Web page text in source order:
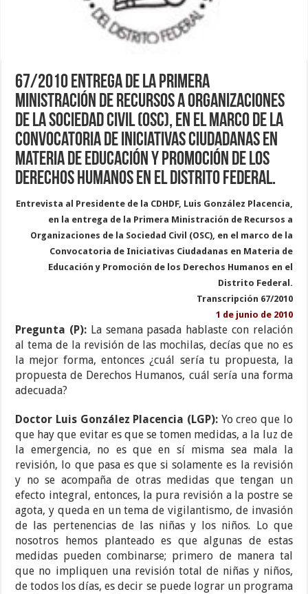
67/2010 Entrega de la Primera
Ministración de Recursos a Organizaciones
de la Sociedad Civil (OSC), en el marco de la
Convocatoria de Iniciativas Ciudadanas en
Materia de Educación y Promoción de los
Derechos Humanos en el Distrito Federal.
Entrevista al Presidente de la CDHDF, Luis González Placencia,
en la entrega de la Primera Ministración de Recursos a
Organizaciones de la Sociedad Civil (OSC), en el marco de la
Convocatoria de Iniciativas Ciudadanas en Materia de
Educación y Promoción de los Derechos Humanos en el
Distrito Federal.
Transcripción 67/2010
1 de junio de 2010
Pregunta (P): La semana pasada hablaste con relación
al tema de la revisión de las mochilas, decías que no es
la mejor forma, entonces ¿cuál sería tu propuesta, la
propuesta de Derechos Humanos, cuál sería una forma
adecuada?
Doctor Luis González Placencia (LGP): Yo creo que lo
que hay que evitar es que se tomen medidas, a la luz de
la emergencia, no es que en sí misma sea mala la
revisión, lo que pasa es que si solamente es la revisión
y no se acompaña de otras medidas que tengan un
efecto integral, entonces, la pura revisión a la postre se
agota, y queda en un tema de vigilantismo, de invasión
de las pertenencias de las niñas y los niños. Lo que
nosotros hemos planteado es que algunas de estas
medidas pueden combinarse; primero de manera tal
que no impliquen una revisión total de niñas y niños,
de todos los días, es decir se puede lograr un programa